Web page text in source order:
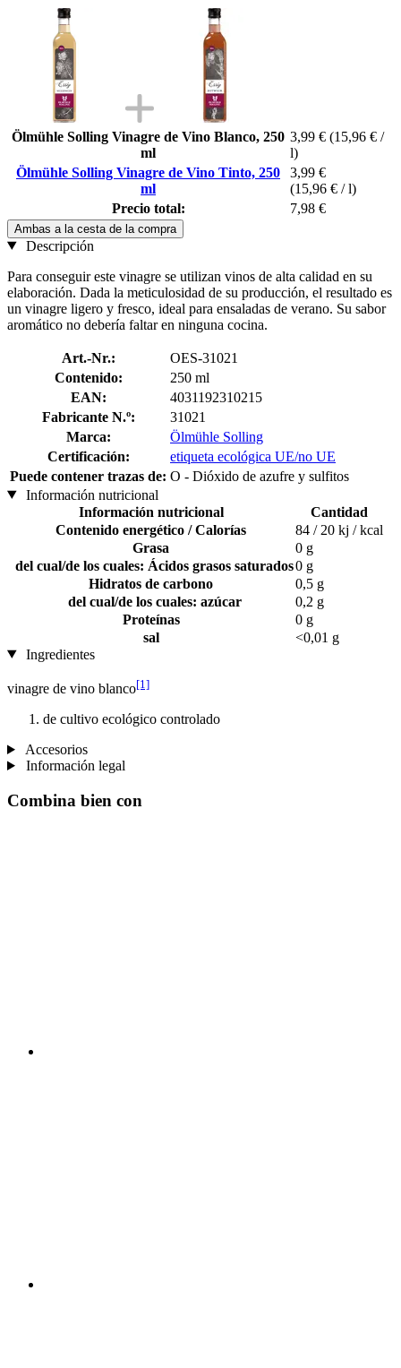
Ölmühle Solling Vinagre de Vino Blanco, 250
ml
3,99 € (15,96 € /
l)
Ölmühle Solling Vinagre de Vino Tinto, 250
ml
3,99 €
(15,96 € / l)
Precio total:
7,98 €
Ambas a la cesta de la compra
Descripción
Para conseguir este vinagre se utilizan vinos de alta calidad en su
elaboración. Dada la meticulosidad de su producción, el resultado es
un vinagre ligero y fresco, ideal para ensaladas de verano. Su sabor
aromático no debería faltar en ninguna cocina.
Art.-Nr.:
OES-31021
Contenido:
250 ml
EAN:
4031192310215
Fabricante N.º:
31021
Marca:
Ölmühle Solling
Certificación:
etiqueta ecológica UE/no UE
Puede contener trazas de: O - Dióxido de azufre y sulfitos
Información nutricional
Información nutricional
Cantidad
Contenido energético / Calorías
84 / 20 kj / kcal
Grasa
0 g
del cual/de los cuales: Ácidos grasos saturados0 g
Hidratos de carbono
0,5 g
del cual/de los cuales: azúcar
0,2 g
Proteínas
0 g
sal
<0,01 g
Ingredientes
vinagre de vino blanco[1]
de cultivo ecológico controlado
Accesorios
Información legal
Combina bien con